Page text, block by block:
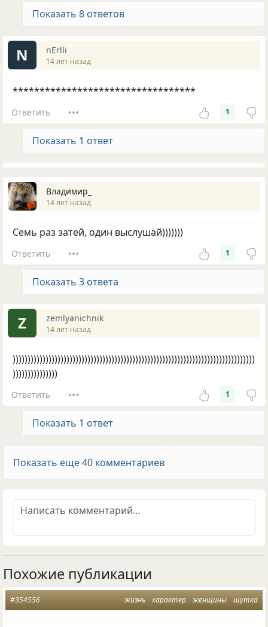
Показать 8 ответов
N nErlli
14 лет назад
**********************************
Ответить 1
Показать 1 ответ
Владимир_
14 лет назад
Семь раз затей, один выслушай)))))))
Ответить 1
Показать 3 ответа
Z zemlyanichnik
14 лет назад
)))))))))))))))))))))))))))))))))))))))))))))))))))))))))))))))))))))))))))))))))
)))))))))))))))
Ответить 1
Показать 1 ответ
Показать еще 40 комментариев
Похожие публикации
жизнь характер женщины шутка
#354556